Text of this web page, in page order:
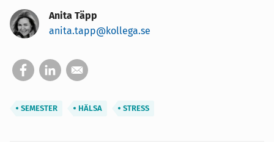
Anita Täpp
anita.tapp@kollega.se
SEMESTER HÄLSA STRESS